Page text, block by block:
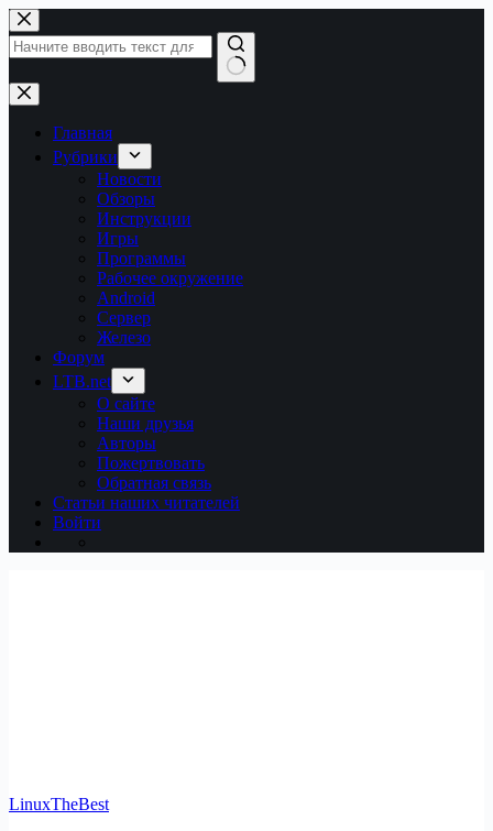
Перейти
к
сути
Ничего
не
найденоГлавная
Рубрики
Новости
Обзоры
Инструкции
Игры
Программы
Рабочее окружение
Android
Сервер
Железо
Форум
LTB.net
О сайте
Наши друзья
Авторы
Пожертвовать
Обратная связь
Статьи наших читателей
Войти
LinuxTheBest